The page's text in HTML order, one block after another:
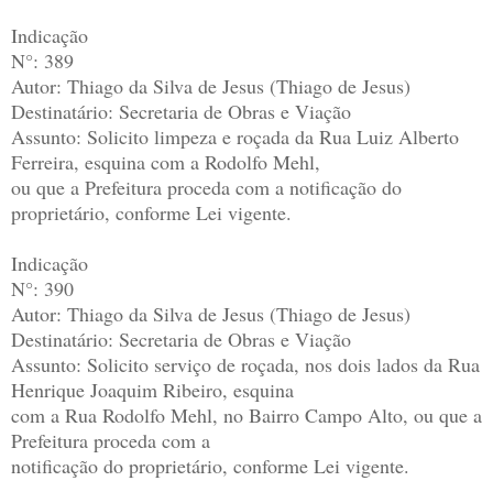
Indicação
N°: 389
Autor: Thiago da Silva de Jesus (Thiago de Jesus)
Destinatário: Secretaria de Obras e Viação
Assunto: Solicito limpeza e roçada da Rua Luiz Alberto
Ferreira, esquina com a Rodolfo Mehl,
ou que a Prefeitura proceda com a notificação do
proprietário, conforme Lei vigente.
Indicação
N°: 390
Autor: Thiago da Silva de Jesus (Thiago de Jesus)
Destinatário: Secretaria de Obras e Viação
Assunto: Solicito serviço de roçada, nos dois lados da Rua
Henrique Joaquim Ribeiro, esquina
com a Rua Rodolfo Mehl, no Bairro Campo Alto, ou que a
Prefeitura proceda com a
notificação do proprietário, conforme Lei vigente.